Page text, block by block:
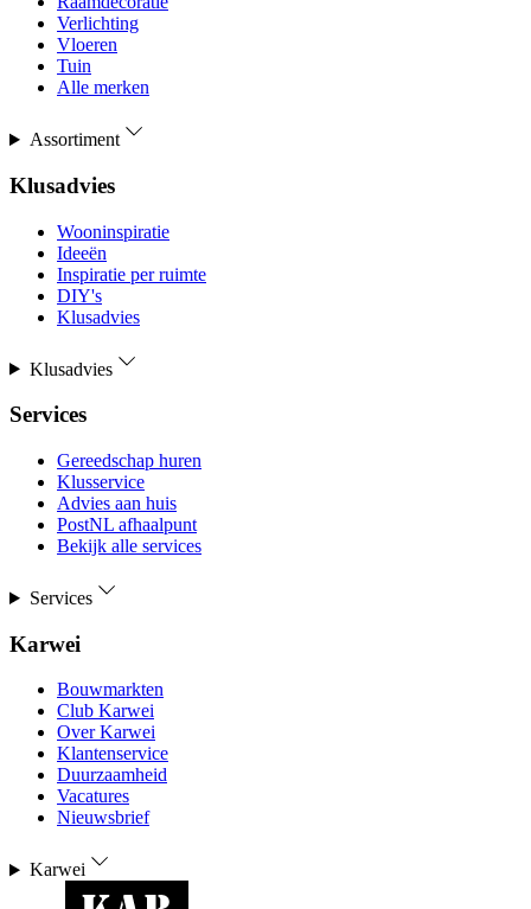
Verlichting
Vloeren
Tuin
Alle merken
Assortiment
Klusadvies
Wooninspiratie
Ideeën
Inspiratie per ruimte
DIY's
Klusadvies
Klusadvies
Services
Gereedschap huren
Klusservice
Advies aan huis
PostNL afhaalpunt
Bekijk alle services
Services
Karwei
Bouwmarkten
Club Karwei
Over Karwei
Klantenservice
Duurzaamheid
Vacatures
Nieuwsbrief
Karwei